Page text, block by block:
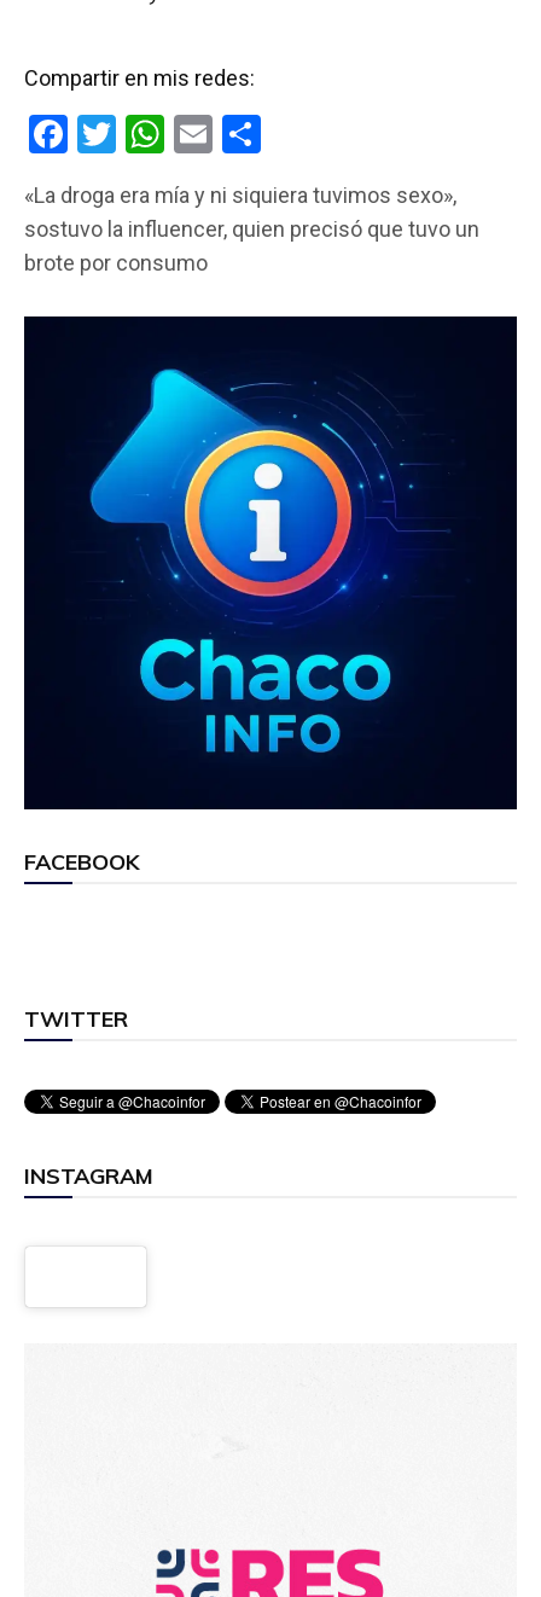
Compartir en mis redes:
F
ce
b
o
o
T
tt
er
W
at
s
p
p
E
ail m
p
tir
«La droga era mía y ni siquiera tuvimos sexo»,
sostuvo la influencer, quien precisó que tuvo un
brote por consumo
FACEBOOK
TWITTER
INSTAGRAM